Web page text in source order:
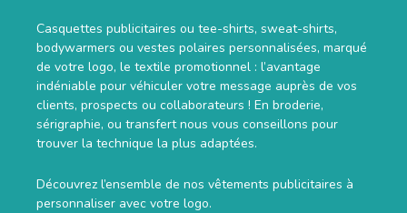
Casquettes publicitaires ou tee-shirts, sweat-shirts,
bodywarmers ou vestes polaires personnalisées, marqué
de votre logo, le textile promotionnel : l’avantage
indéniable pour véhiculer votre message auprès de vos
clients, prospects ou collaborateurs ! En broderie,
sérigraphie, ou transfert nous vous conseillons pour
trouver la technique la plus adaptées.
Découvrez l’ensemble de nos vêtements publicitaires à
personnaliser avec votre logo.